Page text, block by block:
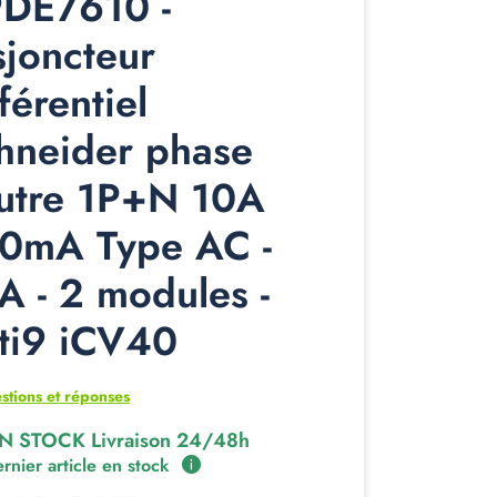
phase
1P+N 10A
Type AC -
- 2 modules -
iCV40
et réponses
STOCK Livraison 24/48h
article en stock